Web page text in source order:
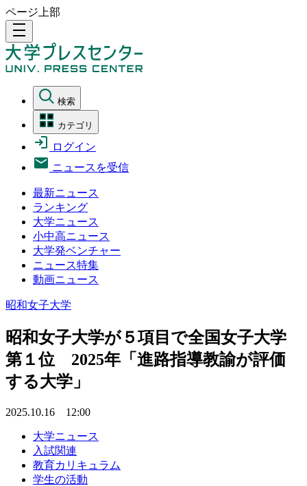
ページ上部
density_medium
検索
カテゴリ
ログイン
ニュースを受信
最新ニュース
ランキング
大学ニュース
小中高ニュース
大学発ベンチャー
ニュース特集
動画ニュース
昭和女子大学
昭和女子大学が５項目で全国女子大学
第１位 2025年「進路指導教諭が評価
する大学」
2025.10.16 12:00
大学ニュース
入試関連
教育カリキュラム
学生の活動